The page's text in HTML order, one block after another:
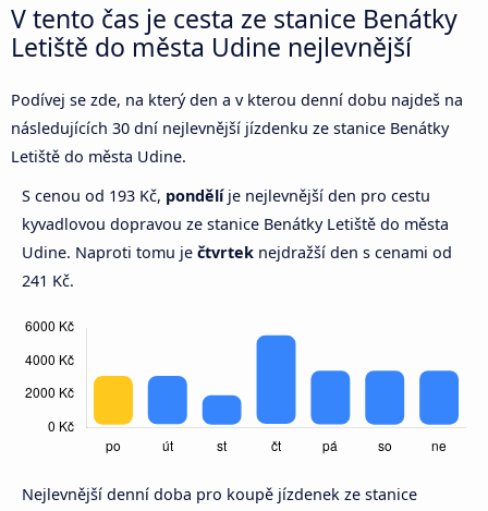
V tento čas je cesta ze stanice Benátky
Letiště do města Udine nejlevnější
Podívej se zde, na který den a v kterou denní dobu najdeš na
následujících 30 dní nejlevnější jízdenku ze stanice Benátky
Letiště do města Udine.
S cenou od 193 Kč, pondělíje nejlevnější den pro cestu
kyvadlovou dopravou ze stanice Benátky Letiště do města
Udine. Naproti tomu je čtvrtek nejdražší den s cenami od
241 Kč.
Nejlevnější denní doba pro koupě jízdenek ze stanice